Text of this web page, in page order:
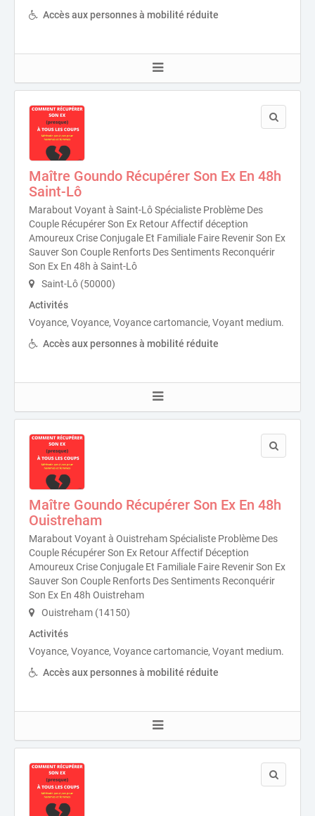
Accès aux personnes à mobilité réduite
Maître Goundo Récupérer Son Ex En 48h
Saint-Lô
Marabout Voyant à Saint-Lô Spécialiste Problème Des
Couple Récupérer Son Ex Retour Affectif déception
Amoureux Crise Conjugale Et Familiale Faire Revenir Son Ex
Sauver Son Couple Renforts Des Sentiments Reconquérir
Son Ex En 48h à Saint-Lô
Saint-Lô (50000)
Activités
Voyance, Voyance, Voyance cartomancie, Voyant medium.
Accès aux personnes à mobilité réduite
Maître Goundo Récupérer Son Ex En 48h
Ouistreham
Marabout Voyant à Ouistreham Spécialiste Problème Des
Couple Récupérer Son Ex Retour Affectif Déception
Amoureux Crise Conjugale Et Familiale Faire Revenir Son Ex
Sauver Son Couple Renforts Des Sentiments Reconquérir
Son Ex En 48h Ouistreham
Ouistreham (14150)
Activités
Voyance, Voyance, Voyance cartomancie, Voyant medium.
Accès aux personnes à mobilité réduite